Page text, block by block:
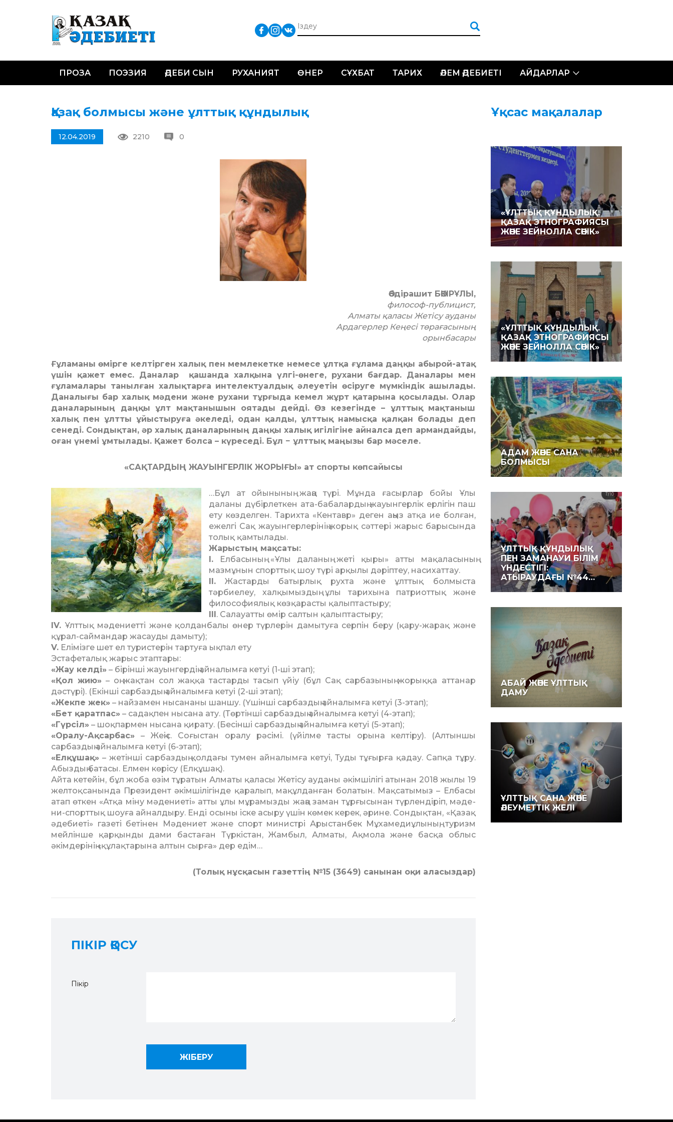
ПРОЗА ПОЭЗИЯ ӘДЕБИ СЫН РУХАНИЯТ ӨНЕР СҰХБАТ ТАРИХ ӘЛЕМ ӘДЕБИЕТІ АЙДАРЛАР
Қазақ болмысы және ұлттық құндылық
12.04.2019 2210 0
Әбдірашит БӘКІРҰЛЫ,
философ-публицист,
Алматы қаласы Жетісу ауданы
Ардагерлер Кеңесі төрағасының
орынбасары
Ғұламаны өмірге келтірген халық пен мемлекетке немесе ұлтқа ғұлама даңқы абырой-атақ
үшін қажет емес. Даналар қашанда халқына үлгі-өнеге, рухани бағдар. Даналары мен
ғұламалары танылған халықтарға интелектуалдық әлеуетін өсіруге мүмкіндік ашылады.
Даналығы бар халық мәдени және рухани тұрғыда кемел жұрт қатарына қосылады. Олар
даналарының даңқы ұлт мақтанышын оятады дейді. Өз кезегінде – ұлттық мақтаныш
халық пен ұлтты ұйыстыруға әкеледі, одан қалды, ұлттық намысқа қалқан болады деп
сенеді. Сондықтан, әр халық даналарының даңқы халық игілігіне айналса деп армандайды,
оған үнемі ұмтылады. Қажет болса – күреседі. Бұл − ұлттық маңызы бар мәселе.
«САҚТАРДЫҢ ЖАУЫНГЕРЛІК ЖОРЫҒЫ» ат спорты көпсайысы
…Бұл ат ойынының жаңа түрі. Мұнда ғасырлар бойы Ұлы
даланы дүбірлеткен ата-бабалардың жауынгерлік ерлігін паш
ету көзделген. Тарихта «Кентавр» деген аңыз атқа ие болған,
ежелгі Сақ жауынгерлерінің жорық сәттері жарыс барысында
толық қамтылады.
Жарыстың мақсаты:
І. Елбасының «Ұлы даланың жеті қыры» атты мақаласының
мазмұнын спорттық шоу түрі арқылы дәріптеу, насихаттау.
ІІ. Жастарды батырлық рухта және ұлттық болмыста
тәрбиелеу, халқымыздың ұлы тарихына патриоттық және
философиялық көзқарасты қалыптастыру;
ІІІ. Салауатты өмір салтын қалыптастыру;
IV. Ұлттық мәдениетті және қолданбалы өнер түрлерін дамы­туға серпін беру (қару-жарақ және
құрал-саймандар жасауды дамыту);
V. Елімізге шет ел туристерін тартуға ықпал ету
Эстафеталық жарыс этаптары:
«Жау келді» – бірінші жауын­гердің айналымға кетуі (1-ші этап);
«Қол жию» – оң жақтан сол жаққа тастарды тасып үйіу (бұл Сақ сарбазының жорыққа аттанар
дәстүрі). (Екінші сарбаздың айналымға кетуі (2-ші этап);
«Жекпе жек» – найзамен нысананы шаншу. (Үшінші сарбаздың айналымға кетуі (3-этап);
«Бет қаратпас» – садақпен нысана ату. (Төртінші сарбаздың айналымға кетуі (4-этап);
«Гүрсіл» – шоқпармен нысана қирату. (Бесінші сарбаздың айналымға кетуі (5-этап);
«Оралу-Ақсарбас» – Жеңіс. Соғыстан оралу рәсімі. (үйілме тасты орына келтіру). (Алтыншы
сарбаздың айналымға кетуі (6-этап);
«Елқұшақ» – жетінші сар­баздың қолдағы тумен айналымға кетуі, Туды тұғырға қадау. Сапқа тұру.
Абыздың батасы. Елмен көрісу (Елқұшақ).
Айта кетейін, бұл жоба өзім тұратын Алматы қаласы Жеті­су ауданы әкімшілігі атынан 2018 жылы 19
желтоқсанында Президент әкімшілігінде қара­лып, мақұлданған болатын. Мақ­сатымыз – Елбасы
атап өткен «Атқа міну мәдениеті» атты ұлы мұрамызды жаңа заман тұр­ғы­сынан түрлендіріп, мәде­
ни-спорттық шоуға айналдыру. Енді осыны іске асыру үшін кө­мек керек, әрине. Сондықтан, «Қазақ
әдебиеті» газеті бетінен Мәдениет және спорт министрі Арыстанбек Мұхамедиұлының, туризм
мейлінше қарқынды дами бастаған Түркістан, Жамбыл, Алматы, Ақмола және басқа облыс
әкімдерінің «құлақтарына алтын сырға» дер едім…
(Толық нұсқасын газеттің №15 (3649) санынан оқи аласыздар)
ПІКІР ҚОСУ
Пікір
Ұқсас мақалалар
«ҰЛТТЫҚ ҚҰНДЫЛЫҚ.
ҚАЗАҚ ЭТНОГРАФИЯСЫ
ЖӘНЕ ЗЕЙНОЛЛА СӘНІК»
«ҰЛТТЫҚ ҚҰНДЫЛЫҚ.
ҚАЗАҚ ЭТНОГРАФИЯСЫ
ЖӘНЕ ЗЕЙНОЛЛА СӘНІК»
АДАМ ЖӘНЕ САНА
БОЛМЫСЫ
ҰЛТТЫҚ ҚҰНДЫЛЫҚ
ПЕН ЗАМАНАУИ БІЛІМ
ҮНДЕСТІГІ:
АТЫРАУДАҒЫ №44…
АБАЙ ЖӘНЕ ҰЛТТЫҚ
ДАМУ
ҰЛТТЫҚ САНА ЖӘНЕ
ӘЛЕУМЕТТІК ЖЕЛІ